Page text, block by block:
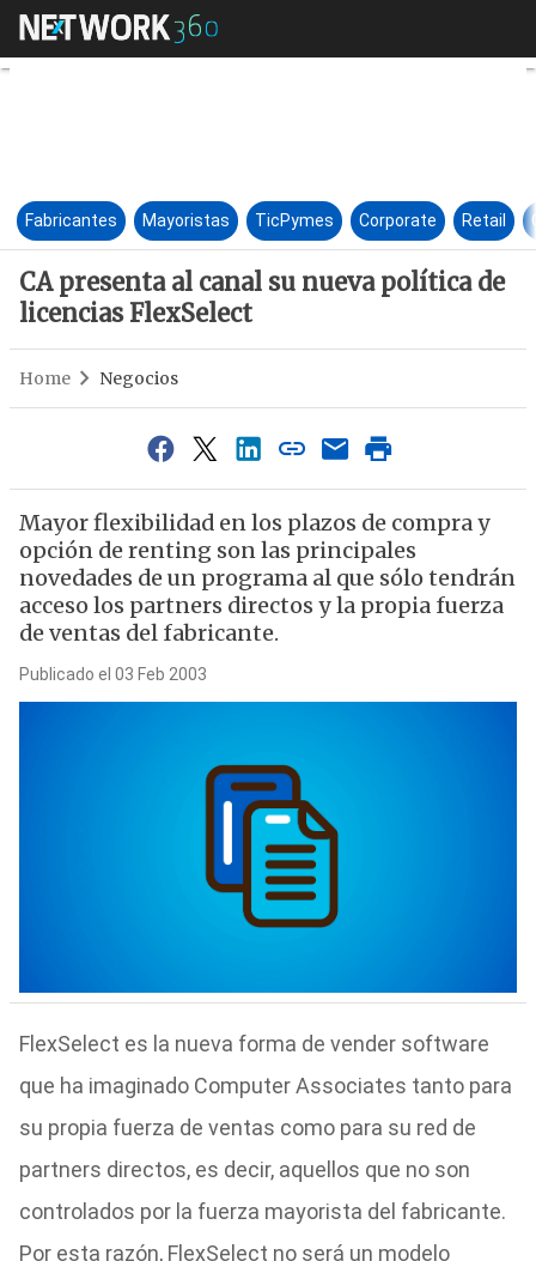
CA presenta al canal su
Fabricantes Mayoristas TicPymes Corporate Retail
CA presenta al canal su nueva política de
licencias FlexSelect
Home Negocios
Mayor flexibilidad en los plazos de compra y
opción de renting son las principales
novedades de un programa al que sólo tendrán
acceso los partners directos y la propia fuerza
de ventas del fabricante.
Publicado el 03 Feb 2003
FlexSelect es la nueva forma de vender software
que ha imaginado Computer Associates tanto para
su propia fuerza de ventas como para su red de
partners directos, es decir, aquellos que no son
controlados por la fuerza mayorista del fabricante.
Por esta razón, FlexSelect no será un modelo